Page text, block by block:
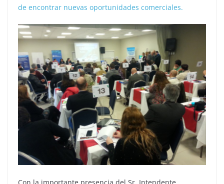
de encontrar nuevas oportunidades comerciales.